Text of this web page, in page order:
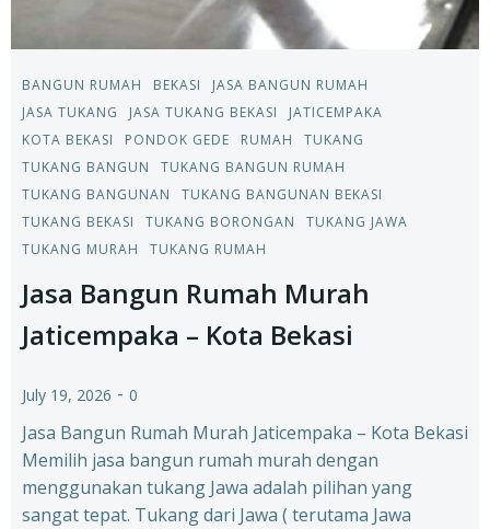
BANGUN RUMAH BEKASI
JASA BANGUN RUMAH
JASA TUKANG
JASA TUKANG BEKASI
JATICEMPAKA
KOTA BEKASI
PONDOK GEDE RUMAH
TUKANG
TUKANG BANGUN
TUKANG BANGUN RUMAH
TUKANG BANGUNAN
TUKANG BANGUNAN BEKASI
TUKANG BEKASI
TUKANG BORONGAN
TUKANG JAWA
TUKANG MURAH
TUKANG RUMAH
Jasa Bangun Rumah Murah
Jaticempaka – Kota Bekasi
July 19, 2026 - 0
Jasa Bangun Rumah Murah Jaticempaka – Kota Bekasi
Memilih jasa bangun rumah murah dengan
menggunakan tukang Jawa adalah pilihan yang
sangat tepat. Tukang dari Jawa ( terutama Jawa